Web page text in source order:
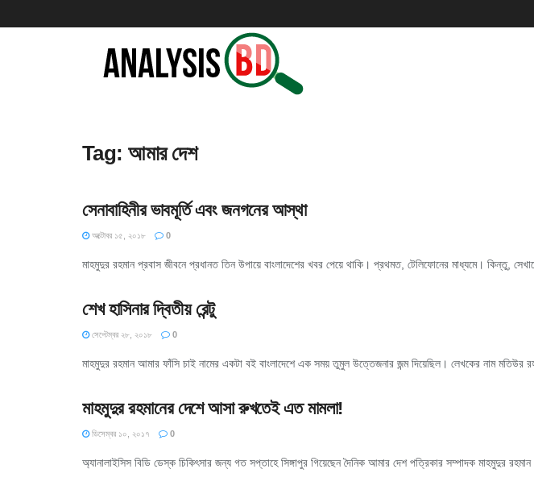
Tag:আমার দেশ
সেনাবাহিনীর ভাবমূর্তি এবং জনগনের আস্থা
অক্টোবর ১৫, ২০১৮ 0
মাহমুদুর রহমান প্রবাস জীবনে প্রধানত তিন উপায়ে বাংলাদেশের খবর পেয়ে থাকি। প্রথমত, টেলিফোনের মাধ্যমে। কিন্তু,
শেখ হাসিনার দ্বিতীয় রেন্টু
সেপ্টেম্বর ২৮, ২০১৮ 0
মাহমুদুর রহমান আমার ফাঁসি চাই নামের একটা বই বাংলাদেশে এক সময় তুমুল উত্তেজনার জন্ম দিয়েছিল। লেখকের নাম মতিউর
মাহমুদুর রহমানের দেশে আসা রুখতেই এত মামলা!
ডিসেম্বর ১০, ২০১৭ 0
অ্যানালাইসিস বিডি ডেস্ক চিকিৎসার জন্য গত সপ্তাহে সিঙ্গাপুর গিয়েছেন দৈনিক আমার দেশ পত্রিকার সম্পাদক মাহমুদুর